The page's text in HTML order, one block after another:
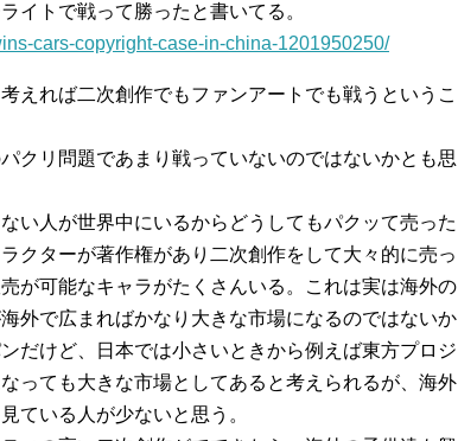
イトで戦って勝ったと書いてる。
cars-copyright-case-in-china-1201950250/
えれば二次創作でもファンアートでも戦うというこ
クリ問題であまり戦っていないのではないかとも思
い人が世界中にいるからどうしてもパクッて売った
クターが著作権があり二次創作をして大々的に売っ
が可能なキャラがたくさんいる。これは実は海外の
外で広まればかなり大きな市場になるのではないか
だけど、日本では小さいときから例えば東方プロジ
っても大きな市場としてあると考えられるが、海外
ている人が少ないと思う。